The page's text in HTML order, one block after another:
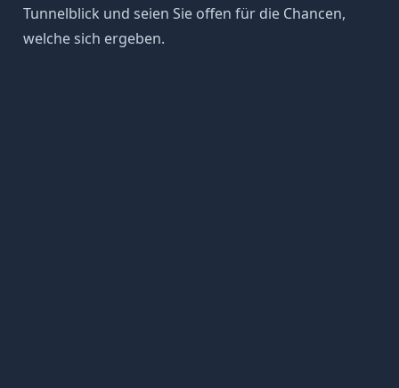
Tunnelblick und seien Sie offen für die Chancen,
welche sich ergeben.